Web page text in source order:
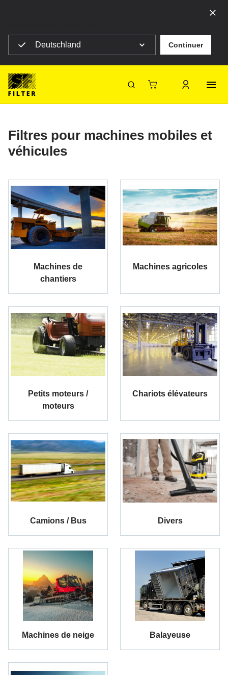
Deutschland Continuer
SF-Filter
SF Filter Homepage
Filtres mobiles
Filtres pour machines mobiles et
véhicules
Machines de
chantiers
Machines agricoles
Petits moteurs /
moteurs
Chariots élévateurs
Camions / Bus Divers
Machines de neige Balayeuse